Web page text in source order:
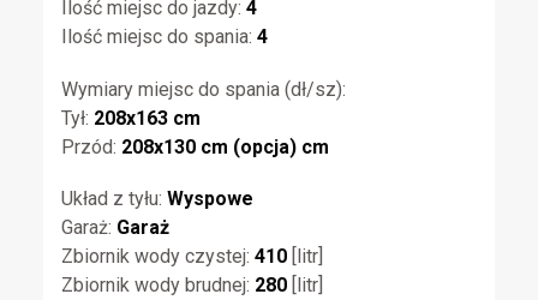
Ilość miejsc do jazdy: 4
Ilość miejsc do spania: 4
Wymiary miejsc do spania (dł/sz):
Tył: 208x163 cm
Przód: 208x130 cm (opcja) cm
Układ z tyłu: Wyspowe
Garaż: Garaż
Zbiornik wody czystej: 410[litr]
Zbiornik wody brudnej: 280[litr]